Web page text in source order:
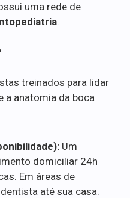
uma rede de
.
treinados para lidar
a anatomia da boca
Um
domiciliar 24h
Em áreas de
até sua casa.